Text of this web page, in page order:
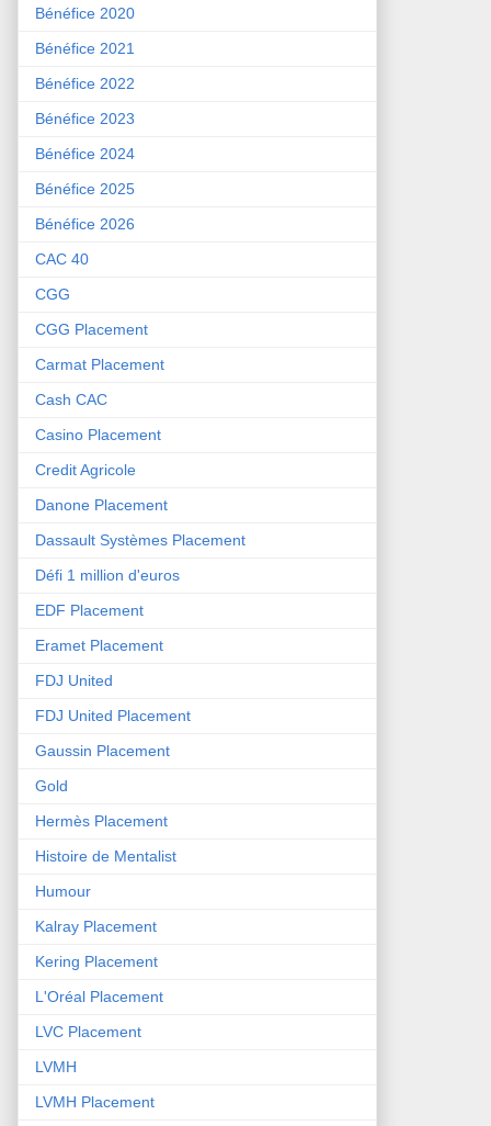
Bénéfice 2020
Bénéfice 2021
Bénéfice 2022
Bénéfice 2023
Bénéfice 2024
Bénéfice 2025
Bénéfice 2026
CAC 40
CGG
CGG Placement
Carmat Placement
Cash CAC
Casino Placement
Credit Agricole
Danone Placement
Dassault Systèmes Placement
Défi 1 million d'euros
EDF Placement
Eramet Placement
FDJ United
FDJ United Placement
Gaussin Placement
Gold
Hermès Placement
Histoire de Mentalist
Humour
Kalray Placement
Kering Placement
L'Oréal Placement
LVC Placement
LVMH
LVMH Placement